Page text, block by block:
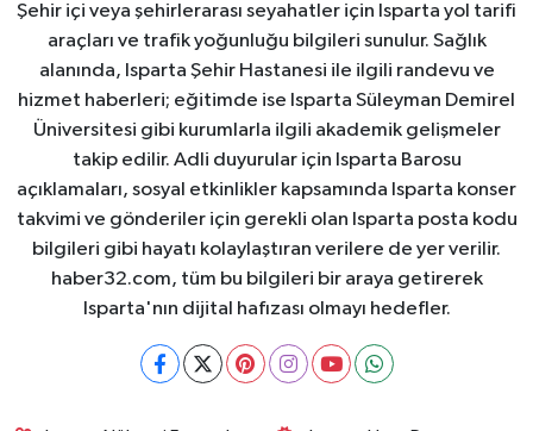
Şehir içi veya şehirlerarası seyahatler için Isparta yol tarifi
araçları ve trafik yoğunluğu bilgileri sunulur. Sağlık
alanında, Isparta Şehir Hastanesi ile ilgili randevu ve
hizmet haberleri; eğitimde ise Isparta Süleyman Demirel
Üniversitesi gibi kurumlarla ilgili akademik gelişmeler
takip edilir. Adli duyurular için Isparta Barosu
açıklamaları, sosyal etkinlikler kapsamında Isparta konser
takvimi ve gönderiler için gerekli olan Isparta posta kodu
bilgileri gibi hayatı kolaylaştıran verilere de yer verilir.
haber32.com, tüm bu bilgileri bir araya getirerek
Isparta'nın dijital hafızası olmayı hedefler.